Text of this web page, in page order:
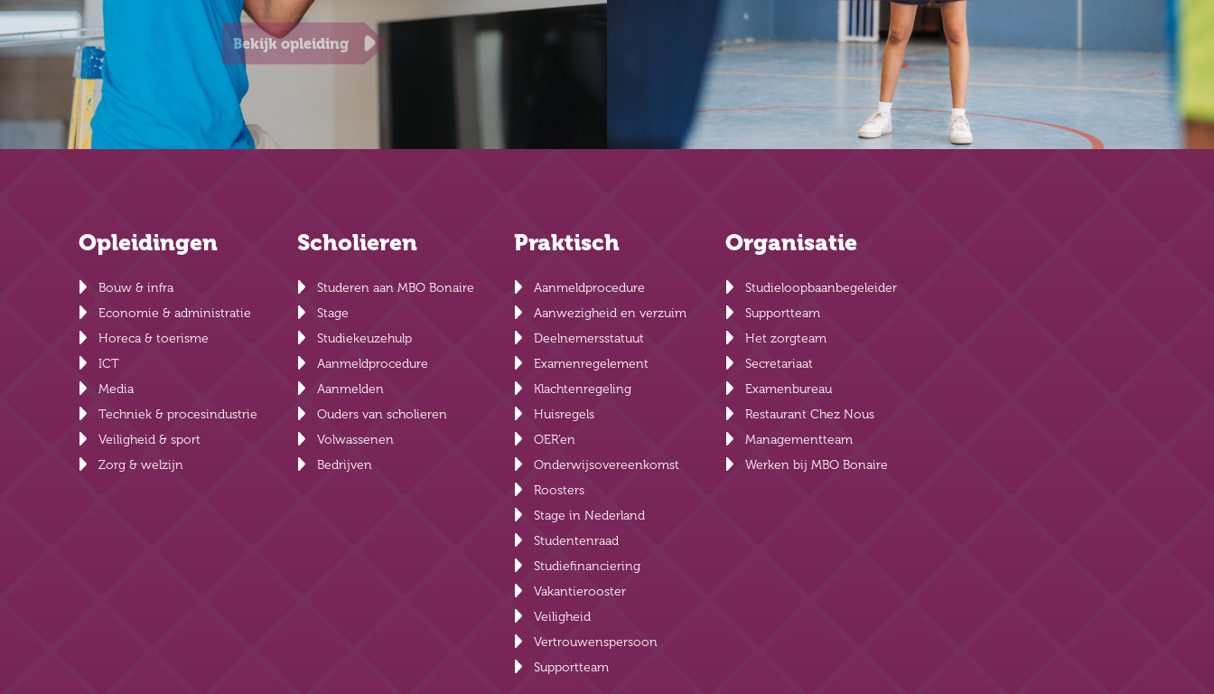
Bekijk opleiding
Opleidingen
Bouw & infra
Economie & administratie
Horeca & toerisme
ICT
Media
Techniek & procesindustrie
Veiligheid & sport
Zorg & welzijn
Scholieren
Studeren aan MBO Bonaire
Stage
Studiekeuzehulp
Aanmeldprocedure
Aanmelden
Ouders van scholieren
Volwassenen
Bedrijven
Praktisch
Aanmeldprocedure
Aanwezigheid en verzuim
Deelnemersstatuut
Examenregelement
Klachtenregeling
Huisregels
OER’en
Onderwijsovereenkomst
Roosters
Stage in Nederland
Studentenraad
Studiefinanciering
Vakantierooster
Veiligheid
Vertrouwenspersoon
Supportteam
Organisatie
Studieloopbaanbegeleider
Supportteam
Het zorgteam
Secretariaat
Examenbureau
Restaurant Chez Nous
Managementteam
Werken bij MBO Bonaire